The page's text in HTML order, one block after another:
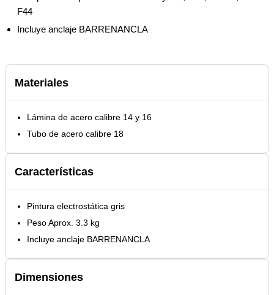
F44
Incluye anclaje BARRENANCLA
Materiales
Lámina de acero calibre 14 y 16
Tubo de acero calibre 18
Características
Pintura electrostática gris
Peso Aprox. 3.3 kg
Incluye anclaje BARRENANCLA
Dimensiones